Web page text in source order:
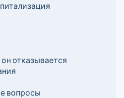
отказывается
вопросы